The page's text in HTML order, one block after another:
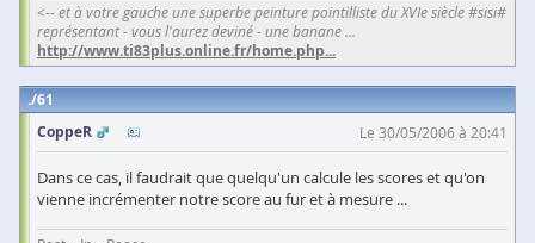
<-- et à votre gauche une superbe peinture pointilliste du XVIe siècle #sisi#
représentant - vous l'aurez deviné - une banane ...
http://www.ti83plus.online.fr/home.php...
61
CoppeR
Le 30/05/2006 à 20:41
Dans ce cas, il faudrait que quelqu'un calcule les scores et qu'on
vienne incrémenter notre score au fur et à mesure ...